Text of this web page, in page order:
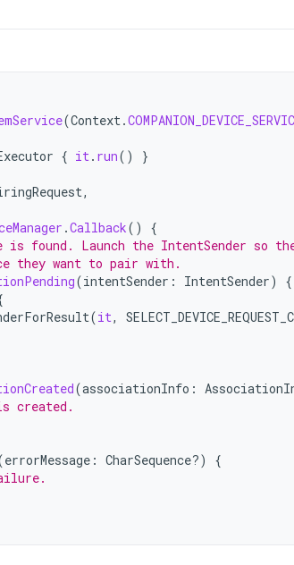
(Context.
{ it. run() }
,
.Callback()
{
is found. Launch the IntentSender so
they want to pair with.
(intentSender : IntentSender)
{
(it,
(associationInfo :
created.
errorMessage : CharSequence?)
{